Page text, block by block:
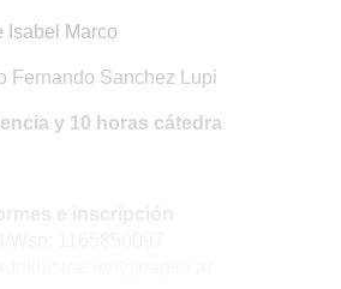
Isabel Marco
Fernando Sanchez Lupi
y 10 horas cátedra